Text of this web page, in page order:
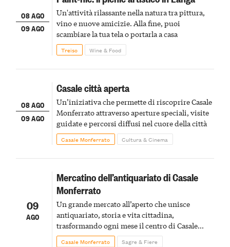
08 AGO
09 AGO
Un'attività rilassante nella natura tra pittura,
vino e nuove amicizie. Alla fine, puoi
scambiare la tua tela o portarla a casa
Treiso Wine & Food
08 AGO
09 AGO
Casale città aperta
Un’iniziativa che permette di riscoprire Casale
Monferrato attraverso aperture speciali, visite
guidate e percorsi diffusi nel cuore della città
Casale Monferrato Cultura & Cinema
09
AGO
Mercatino dell’antiquariato di Casale
Monferrato
Un grande mercato all’aperto che unisce
antiquariato, storia e vita cittadina,
trasformando ogni mese il centro di Casale
Monferrato in un luogo di scoperta e racconto
Casale Monferrato Sagre & Fiere